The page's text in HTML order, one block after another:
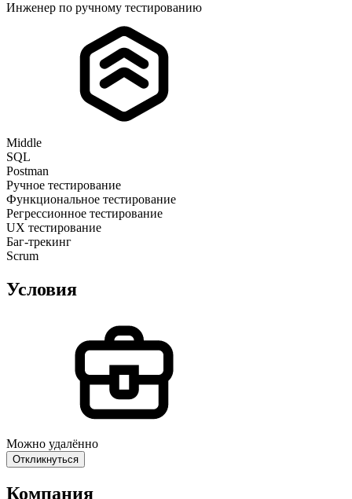
Инженер по ручному тестированию
Middle
SQL
Postman
Ручное тестирование
Функциональное тестирование
Регрессионное тестирование
UX тестирование
Баг-трекинг
Scrum
Условия
Можно удалённо
Откликнуться
Компания